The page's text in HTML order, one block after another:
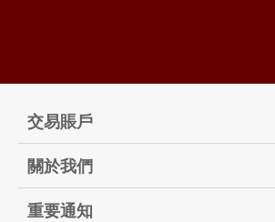
交易賬戶
關於我們
重要通知